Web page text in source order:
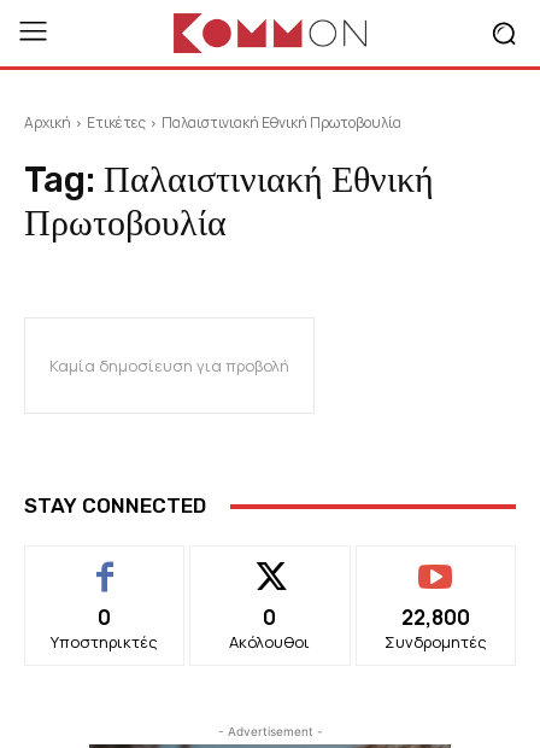
Αρχική Ετικέτες Παλαιστινιακή Εθνική Πρωτοβουλία
Tag: Παλαιστινιακή Εθνική
Πρωτοβουλία
Καμία δημοσίευση για προβολή
STAY CONNECTED
0
Υποστηρικτές
0
Ακόλουθοι
22,800
Συνδρομητές
- Advertisement -